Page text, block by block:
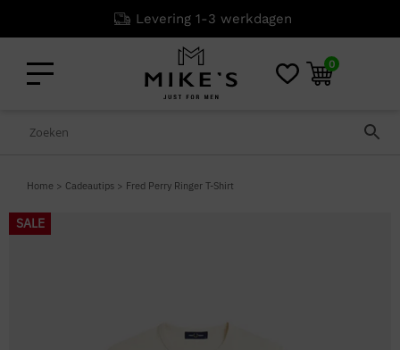
Levering 1-3 werkdagen
0
Home > Cadeautips > Fred Perry Ringer T-Shirt
SALE